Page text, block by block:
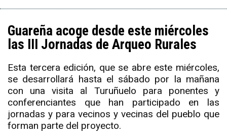
Guareña acoge desde este miércoles
las III Jornadas de Arqueo Rurales
Esta tercera edición, que se abre este miércoles,
se desarrollará hasta el sábado por la mañana
con una visita al Turuñuelo para ponentes y
conferenciantes que han participado en las
jornadas y para vecinos y vecinas del pueblo que
forman parte del proyecto.